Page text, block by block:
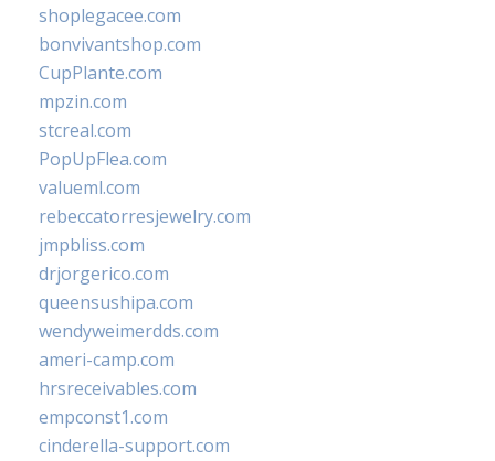
shoplegacee.com
bonvivantshop.com
CupPlante.com
mpzin.com
stcreal.com
PopUpFlea.com
valueml.com
rebeccatorresjewelry.com
jmpbliss.com
drjorgerico.com
queensushipa.com
wendyweimerdds.com
ameri-camp.com
hrsreceivables.com
empconst1.com
cinderella-support.com